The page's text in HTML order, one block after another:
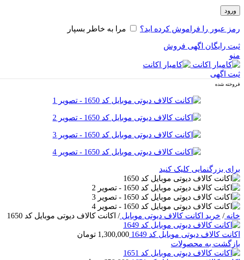
ورود
رمز عبور را فراموش کرده اید؟ مرا به خاطر بسپار
ثبت رایگان اگهی فروش
منو
ثبت اگهی
فروخته شده
برای بزرگنمایی کلیک کنید
خانه/ خرید اکانت کالاف دیوتی موبایل/ اکانت کالاف دیوتی موبایل کد 1650
اکانت کالاف دیوتی موبایل کد 1649 1,300,000 تومان
بازگشت به محصولات